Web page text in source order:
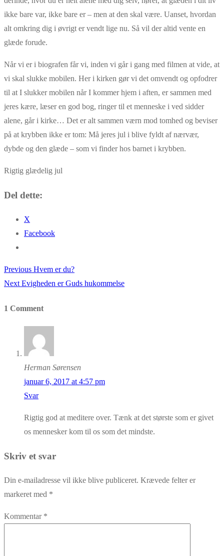
ikke bare var, ikke bare er – men at den skal være. Uanset, hvordan
alt omkring dig i øvrigt er vendt lige nu. Så vil der altid vente en
glæde forude.
Når vi er i biografen får vi, inden vi går i gang med filmen at vide, at
vi skal slukke mobilen. Her i kirken gør vi det omvendt og opfodrer
til at I slukker mobilen når I kommer hjem i aften, er sammen med
jeres kære, læser en god bog, ringer til et menneske i ved sidder
alene, går i kirke… Det er alt sammen værn mod tomhed og beviser
på at krybben ikke er tom: Må jeres jul i blive fyldt af nærvær,
dybde og den glæde – som vi finder hos barnet i krybben.
Rigtig glædelig jul
Del dette:
X
Facebook
Indlægsnavigation
Previous Previous
post:
Hvem er du?
Next Next
Evigheden er Guds hukommelse
1 Comment
Herman Sørensen
januar 6, 2017 at 4:57 pm
Svar
Rigtig god at meditere over. Tænk at det største som er givet
os mennesker kom til os som det mindste.
Skriv et svar
Din e-mailadresse vil ikke blive publiceret. Krævede felter er
markeret med *
Kommentar *